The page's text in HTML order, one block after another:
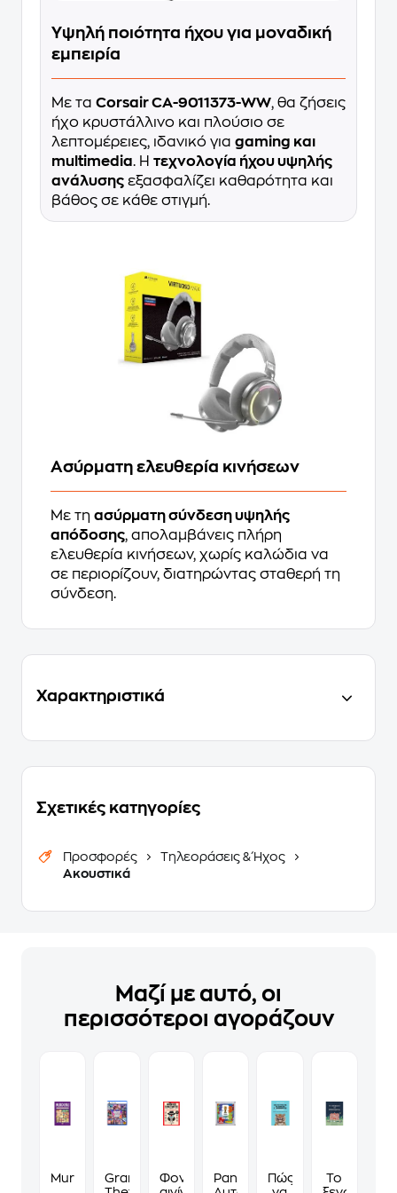
Υψηλή ποιότητα ήχου για μοναδική
εμπειρία
Με τα Corsair CA-9011373-WW, θα ζήσεις
ήχο κρυστάλλινο και πλούσιο σε
λεπτομέρειες, ιδανικό για gaming και
multimedia. Η τεχνολογία ήχου υψηλής
ανάλυσης εξασφαλίζει καθαρότητα και
βάθος σε κάθε στιγμή.
Ασύρματη ελευθερία κινήσεων
Με τη ασύρματη σύνδεση υψηλής
απόδοσης, απολαμβάνεις πλήρη
ελευθερία κινήσεων, χωρίς καλώδια να
σε περιορίζουν, διατηρώντας σταθερή τη
σύνδεση.
Χαρακτηριστικά
Σχετικές κατηγορίες
Προσφορές
Τηλεοράσεις & Ήχος
Ακουστικά
Μαζί με αυτό, οι
περισσότεροι αγοράζουν
MurdokuGrand
Φονικά
Panini
Πώς
Το